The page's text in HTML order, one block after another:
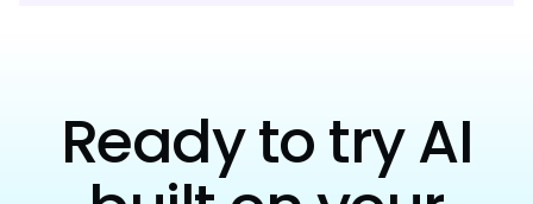
Ready to try AI